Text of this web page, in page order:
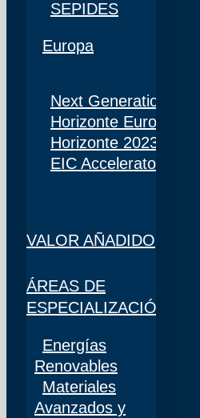
SEPIDES
Europa
Next Generation
Horizonte Europa
Horizonte 2023
EIC Accelerator
VALOR AÑADIDO
ÁREAS DE
ESPECIALIZACIÓN
Energías
Renovables
Materiales
Avanzados y